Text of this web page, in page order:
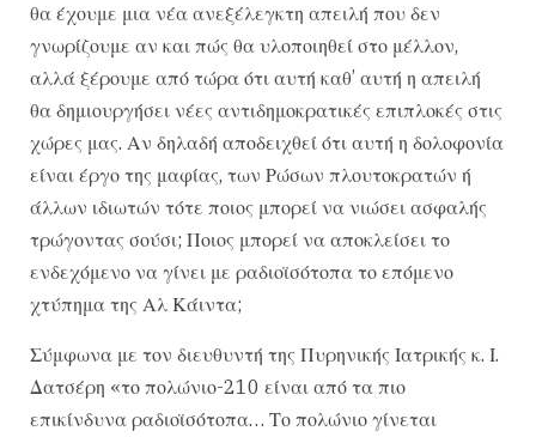
θα έχουμε μια νέα ανεξέλεγκτη απειλή που δεν
γνωρίζουμε αν και πώς θα υλοποιηθεί στο μέλλον,
αλλά ξέρουμε από τώρα ότι αυτή καθ’ αυτή η απειλή
θα δημιουργήσει νέες αντιδημοκρατικές επιπλοκές στις
χώρες μας. Αν δηλαδή αποδειχθεί ότι αυτή η δολοφονία
είναι έργο της μαφίας, των Ρώσων πλουτοκρατών ή
άλλων ιδιωτών τότε ποιος μπορεί να νιώσει ασφαλής
τρώγοντας σούσι; Ποιος μπορεί να αποκλείσει το
ενδεχόμενο να γίνει με ραδιοϊσότοπα το επόμενο
χτύπημα της Αλ Κάιντα;
Σύμφωνα με τον διευθυντή της Πυρηνικής Ιατρικής κ. Ι.
Δατσέρη «το πολώνιο-210 είναι από τα πιο
επικίνδυνα ραδιοϊσότοπα… Το πολώνιο γίνεται